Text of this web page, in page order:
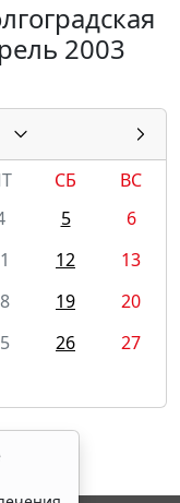
2003
СБ
ВС
5
6
12
13
19
20
26
27